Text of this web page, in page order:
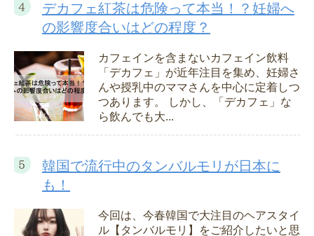
デカフェ紅茶は危険って本当！？妊婦へ
の影響度合いはどの程度？
カフェインを含まないカフェイン飲料
「デカフェ」が近年注目を集め、妊婦さ
んや授乳中のママさんを中心に定着しつ
つあります。 しかし、「デカフェ」な
ら飲んでも大...
韓国で流行中のタンバルモリが日本に
も！
今回は、今春韓国で大注目のヘアスタイ
ル【タンバルモリ】をご紹介したいと思